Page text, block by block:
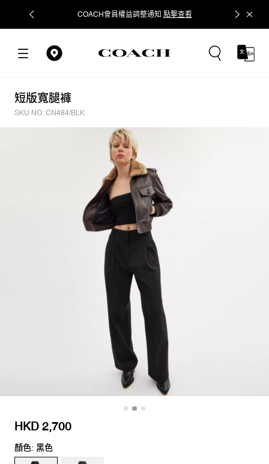
COACH會員權益調整通知 點擊查看 立即追蹤
短版寬腿褲
SKU NO: CN484/BLK
HKD 2,700
顏色: 黑色